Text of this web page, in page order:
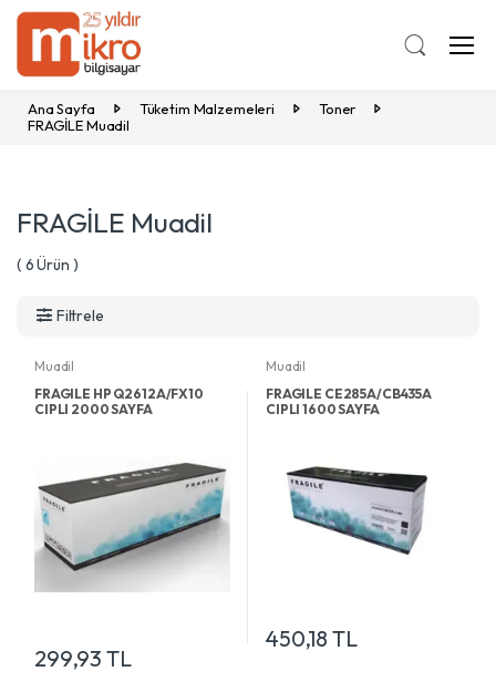
Ana Sayfa Tüketim Malzemeleri
Toner
FRAGİLE Muadil
FRAGİLE Muadil
( 6 Ürün )
Filtrele
Muadil
FRAGILE HP Q2612A/FX10
CIPLI 2000 SAYFA
299,93 TL
Muadil
FRAGILE CE285A/CB435A
CIPLI 1600 SAYFA
450,18 TL